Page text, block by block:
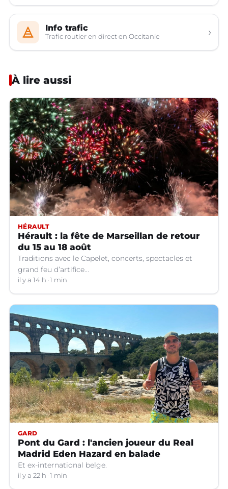
Info trafic
Trafic routier en direct en Occitanie ›
À lire aussi
HÉRAULT
Hérault : la fête de Marseillan de retour
du 15 au 18 août
Traditions avec le Capelet, concerts, spectacles et
grand feu d’artifice...
il y a 14 h 1 min
GARD
Pont du Gard : l'ancien joueur du Real
Madrid Eden Hazard en balade
Et ex-international belge.
il y a 22 h 1 min